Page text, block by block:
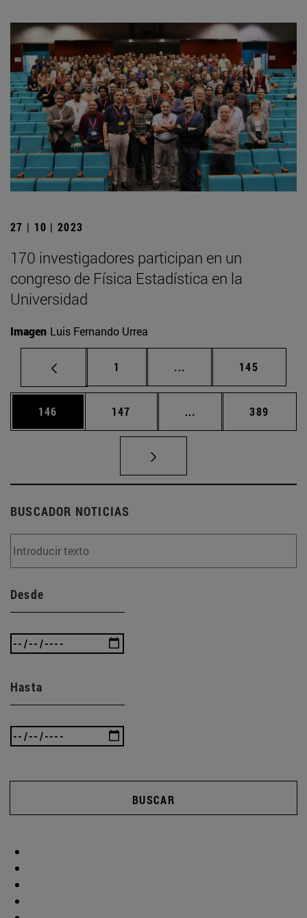
27 | 10 | 2023
170 investigadores participan en un
congreso de Física Estadística en la
Universidad
Imagen Luis Fernando Urrea
Página
1 ... Páginas intermedias
Página
145
Página
146 Página
147 ... Páginas intermedias
Página
389
BUSCADOR NOTICIAS
Desde
Hasta
BUSCAR